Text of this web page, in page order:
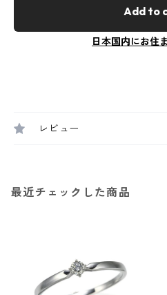
Add to
日本国内にお住
レビュー
最近チェックした商品